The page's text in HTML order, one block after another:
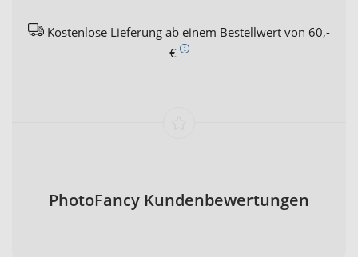
Kostenlose Lieferung ab einem Bestellwert von 60,-
€
PhotoFancy Kundenbewertungen